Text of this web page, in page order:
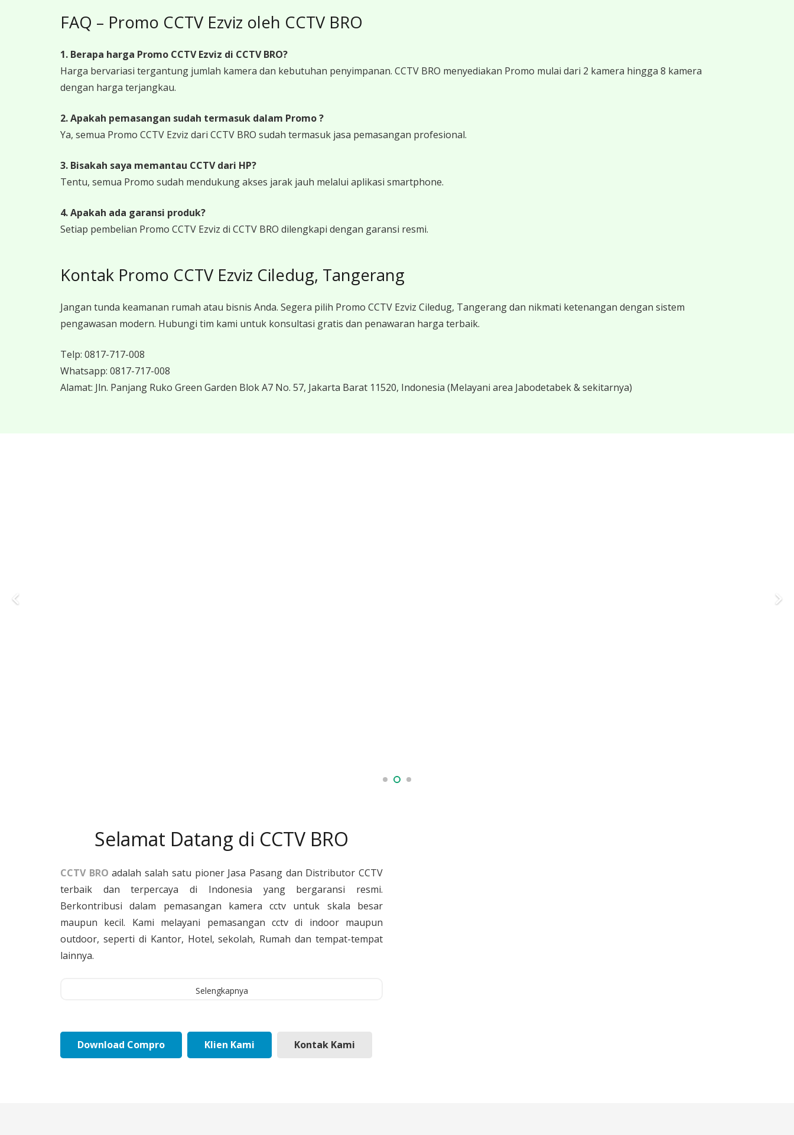
FAQ – Promo CCTV Ezviz oleh CCTV BRO
1. Berapa harga Promo CCTV Ezviz di CCTV BRO?
Harga bervariasi tergantung jumlah kamera dan kebutuhan penyimpanan. CCTV BRO menyediakan Promo mulai dari 2 kamera hingga 8 kamera
dengan harga terjangkau.
2. Apakah pemasangan sudah termasuk dalam Promo ?
Ya, semua Promo CCTV Ezviz dari CCTV BRO sudah termasuk jasa pemasangan profesional.
3. Bisakah saya memantau CCTV dari HP?
Tentu, semua Promo sudah mendukung akses jarak jauh melalui aplikasi smartphone.
4. Apakah ada garansi produk?
Setiap pembelian Promo CCTV Ezviz di CCTV BRO dilengkapi dengan garansi resmi.
Kontak Promo CCTV Ezviz Ciledug, Tangerang
Jangan tunda keamanan rumah atau bisnis Anda. Segera pilih Promo CCTV Ezviz Ciledug, Tangerang dan nikmati ketenangan dengan sistem
pengawasan modern. Hubungi tim kami untuk konsultasi gratis dan penawaran harga terbaik.
Telp: 0817-717-008
Whatsapp: 0817-717-008
Alamat: Jln. Panjang Ruko Green Garden Blok A7 No. 57, Jakarta Barat 11520, Indonesia (Melayani area Jabodetabek & sekitarnya)
Selamat Datang di CCTV BRO
CCTV BRO adalah salah satu pioner Jasa Pasang dan Distributor CCTV
terbaik dan terpercaya di Indonesia yang bergaransi resmi.
Berkontribusi dalam pemasangan kamera cctv untuk skala besar
maupun kecil. Kami melayani pemasangan cctv di indoor maupun
outdoor, seperti di Kantor, Hotel, sekolah, Rumah dan tempat-tempat
lainnya.
Selengkapnya
Download Compro Klien Kami Kontak Kami